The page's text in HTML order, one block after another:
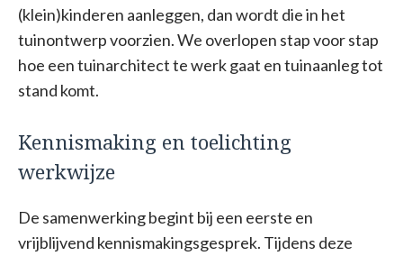
(klein)kinderen aanleggen, dan wordt die in het
tuinontwerp voorzien. We overlopen stap voor stap
hoe een tuinarchitect te werk gaat en tuinaanleg tot
stand komt.
Kennismaking en toelichting
werkwijze
De samenwerking begint bij een eerste en
vrijblijvend kennismakingsgesprek. Tijdens deze